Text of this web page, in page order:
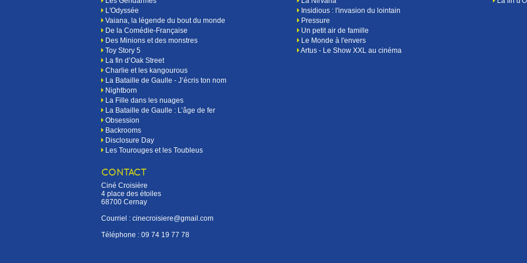
L'Odyssée
Vaiana, la légende du bout du monde
De la Comédie-Française
Des Minions et des monstres
Toy Story 5
La fin d’Oak Street
Charlie et les kangourous
La Bataille de Gaulle - J’écris ton nom
Nightborn
La Fille dans les nuages
La Bataille de Gaulle : L’âge de fer
Obsession
Backrooms
Disclosure Day
Les Tourouges et les Toubleus
Insidious : l'invasion du lointain
Pressure
Un petit air de famille
Le Monde à l'envers
Artus - Le Show XXL au cinéma
CONTACT
Ciné Croisière
4 place des étoiles
68700 Cernay
Courriel : cinecroisiere@gmail.com
Téléphone : 09 74 19 77 78